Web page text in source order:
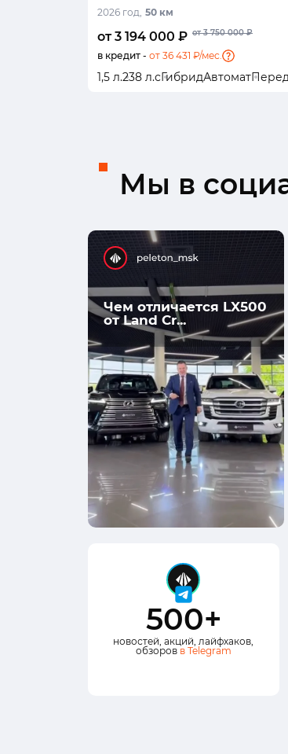
2026 год, 50 км
от 3 194 000 ₽ от 3 750 000 ₽
в кредит - от 36 431 ₽/мес.
1,5 л.238 л.сГибридАвтомат
Мы в
Чем отличается LX500
от Land Cr...
500+
новостей, акций, лайфхаков,
обзоров в Telegram